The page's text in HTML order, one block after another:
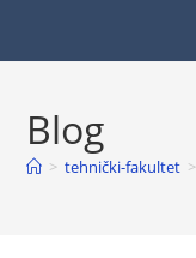
Blog
> tehnički-fakultet >